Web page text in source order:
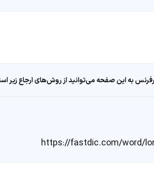
به این صفحه می‌توانید از روش‌های ارجاع زیر